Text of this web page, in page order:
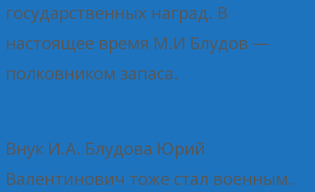
государственных наград. В
настоящее время М.И Блудов —
полковником запаса.
Внук И.А. Блудова Юрий
Валентинович тоже стал военным.